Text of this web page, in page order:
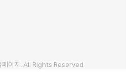
이지. All Rights Reserved